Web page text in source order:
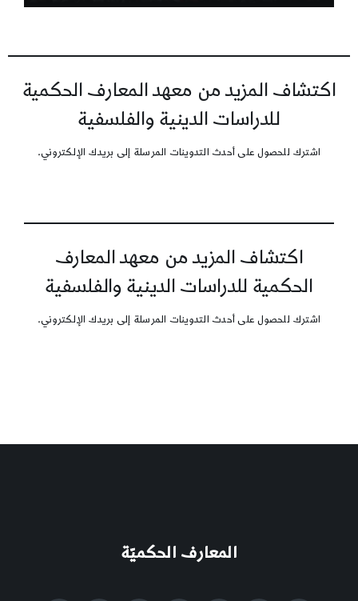
اكتشاف المزيد من معهد المعارف الحكمية
للدراسات الدينية والفلسفية
اشترك للحصول على أحدث التدوينات المرسلة إلى بريدك الإلكتروني.
اكتشاف المزيد من معهد المعارف
الحكمية للدراسات الدينية والفلسفية
اشترك للحصول على أحدث التدوينات المرسلة إلى بريدك الإلكتروني.
المعارف الحكميّة